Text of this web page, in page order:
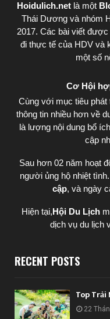
Hoidulich.net là một
Thái Dươngvà nhóm
2017. Các bài viết
đi thực tế của HDV và
một số
Cơ Hội
Cùng với mục tiêu phát
thông tin nhiều hơn về
là lượng nội dung bổ
cập
Sau hơn 02 năm hoạt
người ủng hộ nhiệt
cập, và ngày
Hiện tại,Hội Du Lịch
dịch vụ du lịch
RECENT POSTS
Top Trải
22